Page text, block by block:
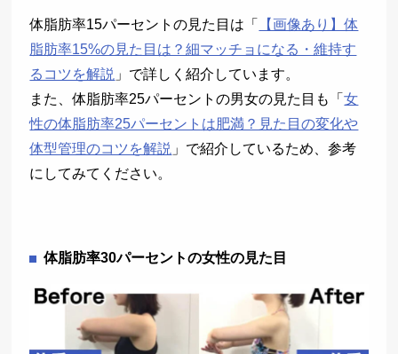
体脂肪率15パーセントの見た目は「
【画像あり】体
脂肪率15%の見た目は？細マッチョになる・維持す
るコツを解説 」で詳しく紹介しています。
また、体脂肪率25パーセントの男女の見た目も「女
性の体脂肪率25パーセントは肥満？見た目の変化や
体型管理のコツを解説 」で紹介しているため、参考
にしてみてください。
体脂肪率30パーセントの女性の見た目